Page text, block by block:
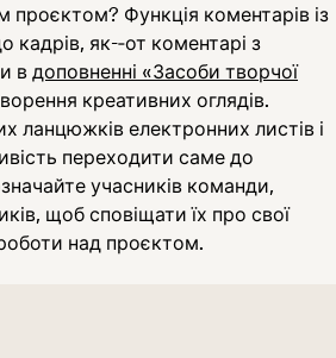
Функція коментарів із
як-‑от коментарі з
в доповненні «Засоби творчої
креативних оглядів.
ланцюжків електронних листів і
переходити саме до
учасників команди,
щоб сповіщати їх про свої
над проєктом.